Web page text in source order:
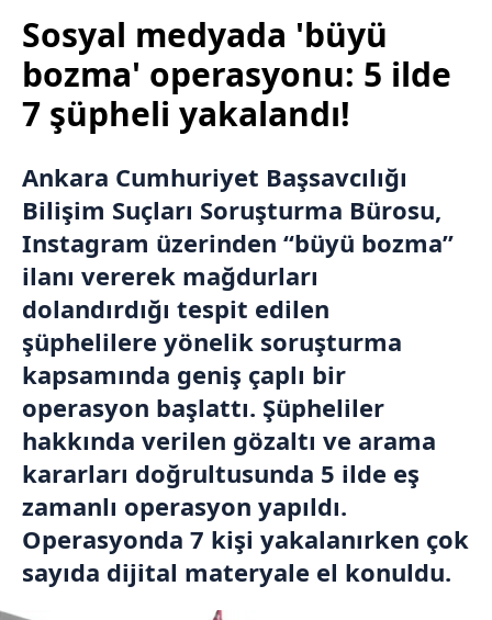
Sosyal medyada 'büyü
bozma' operasyonu: 5 ilde
7 şüpheli yakalandı!
Ankara Cumhuriyet Başsavcılığı
Bilişim Suçları Soruşturma Bürosu,
Instagram üzerinden “büyü bozma”
ilanı vererek mağdurları
dolandırdığı tespit edilen
şüphelilere yönelik soruşturma
kapsamında geniş çaplı bir
operasyon başlattı. Şüpheliler
hakkında verilen gözaltı ve arama
kararları doğrultusunda 5 ilde eş
zamanlı operasyon yapıldı.
Operasyonda 7 kişi yakalanırken çok
sayıda dijital materyale el konuldu.